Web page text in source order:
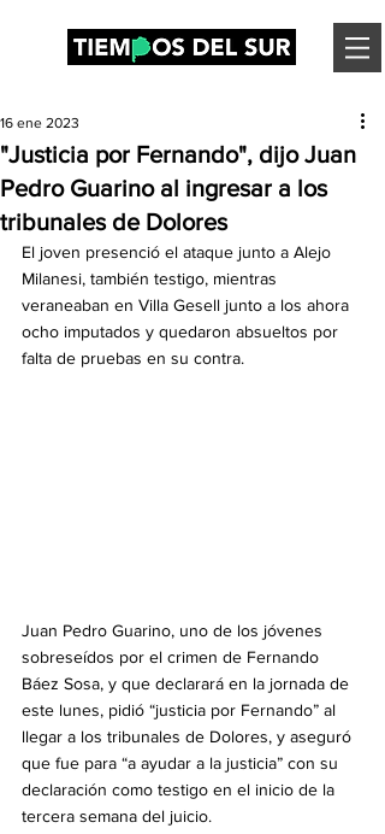
"Justicia por Fernando", dijo Juan
Pedro Guarino al ingresar a los
tribunales de Dolores
16 ene 2023
El joven presenció el ataque junto a Alejo
Milanesi, también testigo, mientras
veraneaban en Villa Gesell junto a los ahora
ocho imputados y quedaron absueltos por
falta de pruebas en su contra.
Juan Pedro Guarino, uno de los jóvenes
sobreseídos por el crimen de Fernando
Báez Sosa, y que declarará en la jornada de
este lunes, pidió “justicia por Fernando” al
llegar a los tribunales de Dolores, y aseguró
que fue para “a ayudar a la justicia” con su
declaración como testigo en el inicio de la
tercera semana del juicio.